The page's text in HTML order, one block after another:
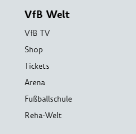
VfB Welt
VfB TV
Shop
Tickets
Arena
Fußballschule
Reha-Welt